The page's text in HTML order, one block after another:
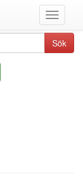
Växla
meny
Sök